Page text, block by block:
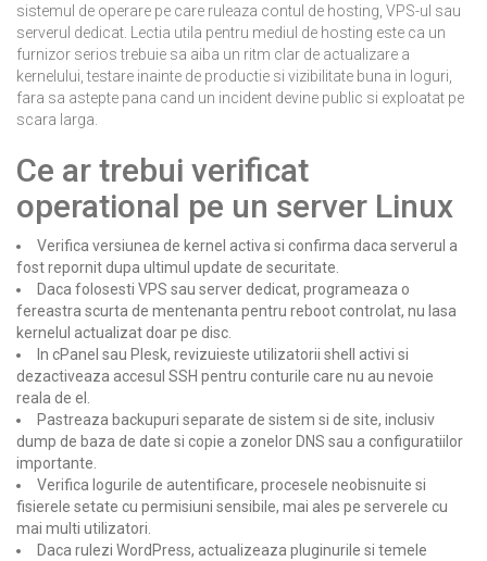
sistemul de operare pe care ruleaza contul de hosting, VPS-ul sau
serverul dedicat. Lectia utila pentru mediul de hosting este ca un
furnizor serios trebuie sa aiba un ritm clar de actualizare a
kernelului, testare inainte de productie si vizibilitate buna in loguri,
fara sa astepte pana cand un incident devine public si exploatat pe
scara larga.
Ce ar trebui verificat
operational pe un server Linux
Verifica versiunea de kernel activa si confirma daca serverul a
fost repornit dupa ultimul update de securitate.
Daca folosesti VPS sau server dedicat, programeaza o
fereastra scurta de mentenanta pentru reboot controlat, nu lasa
kernelul actualizat doar pe disc.
In cPanel sau Plesk, revizuieste utilizatorii shell activi si
dezactiveaza accesul SSH pentru conturile care nu au nevoie
reala de el.
Pastreaza backupuri separate de sistem si de site, inclusiv
dump de baza de date si copie a zonelor DNS sau a configuratiilor
importante.
Verifica logurile de autentificare, procesele neobisnuite si
fisierele setate cu permisiuni sensibile, mai ales pe serverele cu
mai multi utilizatori.
Daca rulezi WordPress, actualizeaza pluginurile si temele